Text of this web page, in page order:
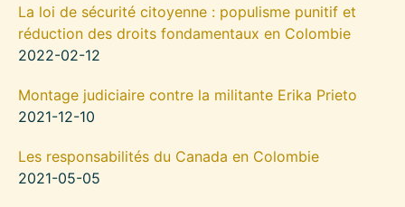
La loi de sécurité citoyenne : populisme punitif et
réduction des droits fondamentaux en Colombie
2022-02-12
Montage judiciaire contre la militante Erika Prieto
2021-12-10
Les responsabilités du Canada en Colombie
2021-05-05